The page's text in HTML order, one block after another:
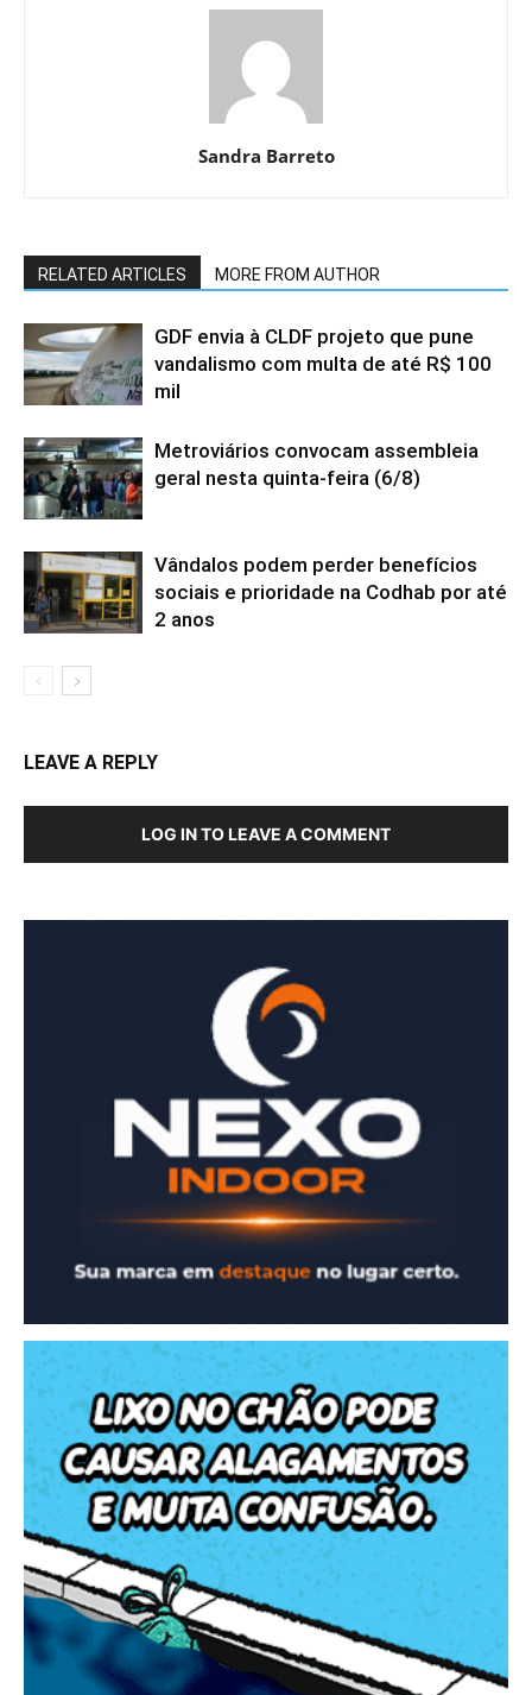
Sandra Barreto
RELATED ARTICLES MORE FROM AUTHOR
GDF envia à CLDF projeto que pune
vandalismo com multa de até R$ 100
mil
Metroviários convocam assembleia
geral nesta quinta-feira (6/8)
Vândalos podem perder benefícios
sociais e prioridade na Codhab por até
2 anos
LEAVE A REPLY
LOG IN TO LEAVE A COMMENT